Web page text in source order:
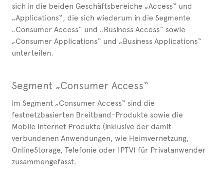
sich in die beiden Geschäftsbereiche „Access“ und
„Applications“, die sich wiederum in die Segmente
„Consumer Access“ und „Business Access“ sowie
„Consumer Applications“ und „Business Applications“
unterteilen.
Segment „Consumer Access“
Im Segment „Consumer Access“ sind die
festnetzbasierten Breitband-Produkte sowie die
Mobile Internet Produkte (inklusive der damit
verbundenen Anwendungen, wie Heimvernetzung,
OnlineStorage, Telefonie oder IPTV) für Privatanwender
zusammengefasst.